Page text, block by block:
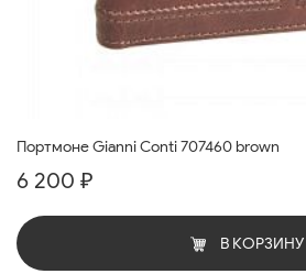
Портмоне Gianni Conti 707460 brown
6 200 ₽
В КОРЗИНУ